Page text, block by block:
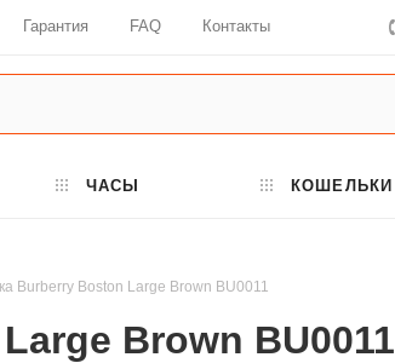
Гарантия FAQ Контакты
ЧАСЫ КОШЕЛЬКИ
Burberry Boston Large Brown BU0011
Brown BU0011